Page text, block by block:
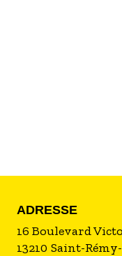
ADRESSE
16 Boulevard
13210 Saint-